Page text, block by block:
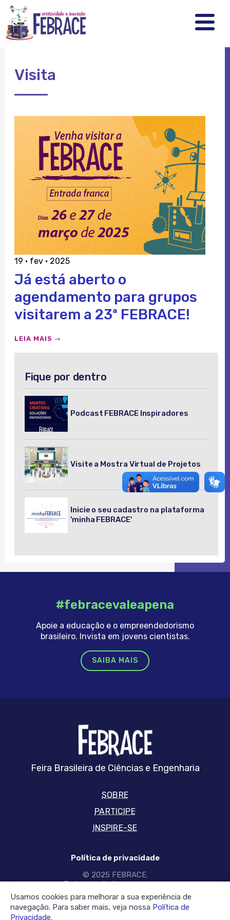
FEBRRACE
.
.
.
Visita
19 · fev · 2025
Já está aberto o
agendamento para grupos
visitarem a 23ª FEBRACE!
LEIA MAIS
Fique por dentro
Podcast FEBRACE Inspiradores
Visite a Mostra Virtual de Projetos
Inicie o seu cadastro na plataforma
'minha FEBRACE'
#febracevaleapena
Apoie a educação e o empreendedorismo
brasileiro. Invista em jovens cientistas.
SAIBA MAIS
Feira Brasileira de Ciências e Engenharia
SOBRE
PARTICIPE
INSPIRE-SE
Política de privacidade
© 2025 FEBRACE.
Todos os direitos reservados
SIGA-NOS NAS REDES
Usamos cookies para melhorar a sua experiência de
navegação. Para saber mais, veja nossa Política de
Privacidade.